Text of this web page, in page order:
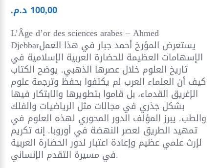
100,00 د.م.
L’Âge d’or des sciences arabes – Ahmed
Djebbarيستعرض المؤرخ أحمد جبار في هذا العمل
الإسهامات العظيمة للحضارة العربية الإسلامية في
تاريخ العلوم خلال عصرها الذهبي. يوضح الكتاب
كيف أن العلماء العرب لم يكتفوا بحفظ وترجمة علوم
الإغريق القدماء، بل قاموا بتطويرها والابتكار فيها
بشكل جذري في مجالات مثل الرياضيات والفلك
والطب. يبرز المؤلف الدور المحوري لهذه العلوم في
تمهيد الطريق لعصر النهضة في أوروبا. إنه تكريم
لإرث علمي عظيم وإعادة اعتبار لدور الحضارة العربية
في مسيرة التقدم الإنساني.